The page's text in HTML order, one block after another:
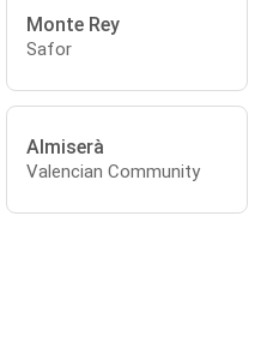
Monte Rey
Safor
Almiserà
Valencian Community